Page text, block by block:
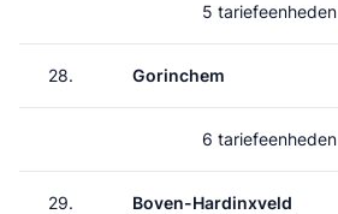
5 tariefeenheden
28. Gorinchem
6 tariefeenheden
29. Boven-Hardinxveld